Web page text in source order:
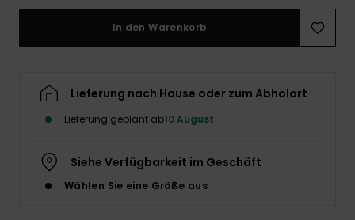
In den Warenkorb
Lieferung nach Hause oder zum Abholort
Lieferung geplant ab10 August
Siehe Verfügbarkeit im Geschäft
Wählen Sie eine Größe aus